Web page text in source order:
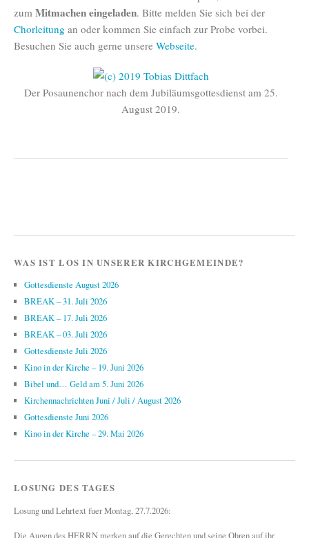
zum Mitmachen eingeladen. Bitte melden Sie sich bei der
Chorleitung an oder kommen Sie einfach zur Probe vorbei.
Besuchen Sie auch gerne unsere Webseite.
Der Posaunenchor nach dem Jubiläumsgottesdienst am 25.
August 2019.
WAS IST LOS IN UNSERER KIRCHGEMEINDE?
Gottesdienste August 2026
BREAK – 31. Juli 2026
BREAK – 17. Juli 2026
BREAK – 03. Juli 2026
Gottesdienste Juli 2026
Kino in der Kirche – 19. Juni 2026
Bibel und… Geld am 5. Juni 2026
Kirchennachrichten Juni / Juli / August 2026
Gottesdienste Juni 2026
Kino in der Kirche – 29. Mai 2026
LOSUNG DES TAGES
Losung und Lehrtext fuer Montag, 27.7.2026:
Die Augen des HERRN merken auf die Gerechten und seine Ohren auf ihr